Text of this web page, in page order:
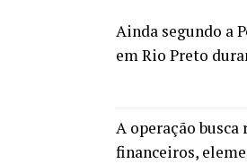
Ainda segundo a
em Rio Preto
A operação
financeiros,